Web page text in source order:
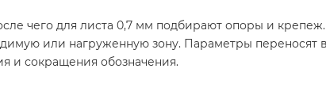
чего для листа 0,7 мм подбирают опоры и
или нагруженную зону. Параметры переносят
и сокращения обозначения.